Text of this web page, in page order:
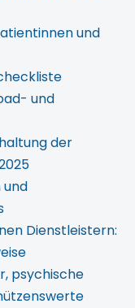
und
und
der
und
Dienstleistern:
psychische